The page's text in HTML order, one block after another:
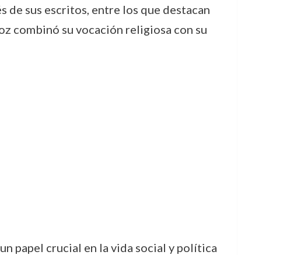
de sus escritos, entre los que destacan
combinó su vocación religiosa con su
papel crucial en la vida social y política